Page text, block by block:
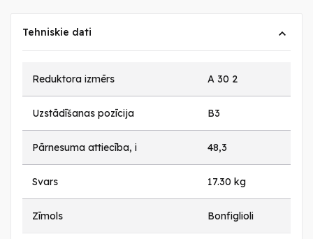
Tehniskie dati
Reduktora izmērs A 30 2
Uzstādīšanas pozīcija B3
Pārnesuma attiecība, i 48,3
Svars 17.30 kg
Zīmols Bonfiglioli